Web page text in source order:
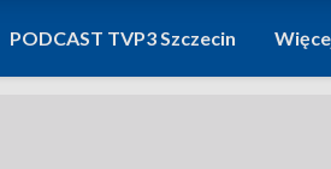
PODCAST TVP3 Szczecin